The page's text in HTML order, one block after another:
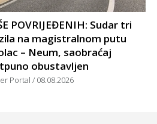
POVRIJEĐENIH: Sudar tri
na magistralnom putu
– Neum, saobraćaj
obustavljen
Portal 08.08.2026